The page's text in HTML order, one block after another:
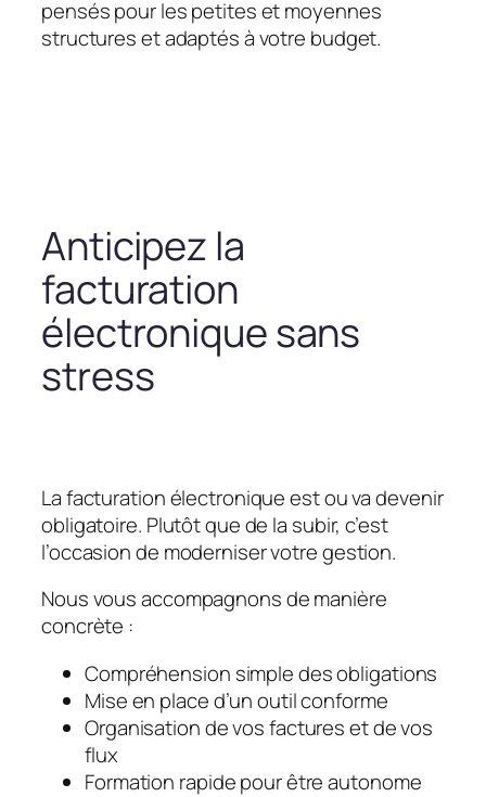
pensés pour les petites et moyennes
structures et adaptés à votre budget.
Anticipez la
facturation
électronique sans
stress
La facturation électronique est ou va devenir
obligatoire. Plutôt que de la subir, c’est
l’occasion de moderniser votre gestion.
Nous vous accompagnons de manière
concrète :
Compréhension simple des obligations
Mise en place d’un outil conforme
Organisation de vos factures et de vos
flux
Formation rapide pour être autonome